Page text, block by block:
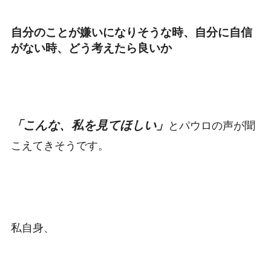
自分のことが嫌いになりそうな時、自分に自信
がない時、どう考えたら良いか
「こんな、私を見てほしい」 とパウロの声が聞
こえてきそうです。
私自身、